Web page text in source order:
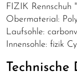
FIZIK Rennschuh
Obermaterial:
Laufsohle:
Innensohle: fizik
Technische